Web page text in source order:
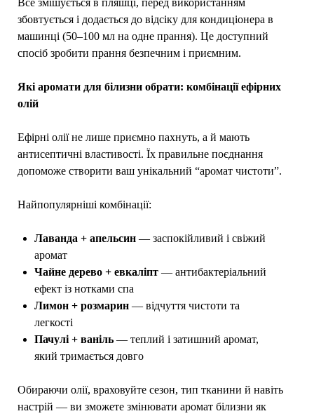
збовтується і додається до відсіку для кондиціонера в
машинці (50–100 мл на одне прання). Це доступний
спосіб зробити прання безпечним і приємним.
Які аромати для білизни обрати: комбінації ефірних
олій
Ефірні олії не лише приємно пахнуть, а й мають
антисептичні властивості. Їх правильне поєднання
допоможе створити ваш унікальний “аромат чистоти”.
Найпопулярніші комбінації:
Лаванда + апельсин— заспокійливий і свіжий
аромат
Чайне дерево + евкаліпт— антибактеріальний
ефект із нотками спа
Лимон + розмарин— відчуття чистоти та
легкості
Пачулі + ваніль— теплий і затишний аромат,
який тримається довго
Обираючи олії, враховуйте сезон, тип тканини й навіть
настрій — ви зможете змінювати аромат білизни як